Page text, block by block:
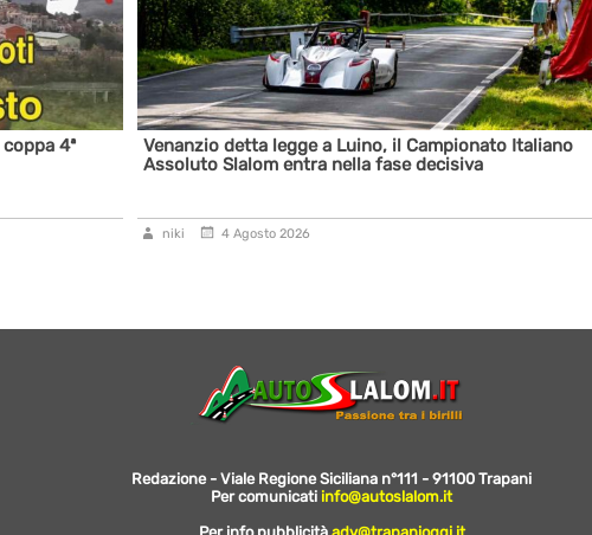
4ª
Venanzio detta legge a Luino, il Campionato Italiano
Assoluto Slalom entra nella fase decisiva
niki 4 Agosto 2026
Redazione - Viale Regione Siciliana n°111 - 91100 Trapani
Per comunicati info@autoslalom.it